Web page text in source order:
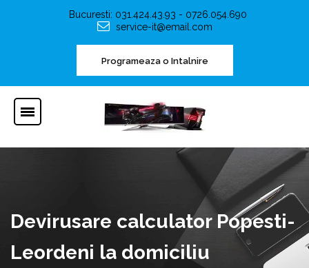
Bucuresti: 031.424.43.93 - 0726.054.690
service-it@email.com
Programeaza o Intalnire
Devirusare calculator Popesti-
Leordeni la domiciliu